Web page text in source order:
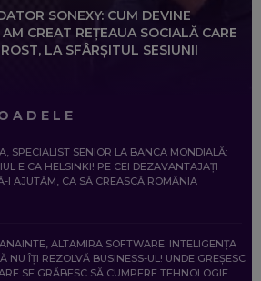
SONEXY: CUM DEVINE
CREAT REȚEAUA SOCIALĂ CARE
LA SFÂRȘITUL SESIUNII
SPECIALIST SENIOR LA BANCA MONDIALĂ:
E CA HELSINKI! PE CEI DEZAVANTAJAȚI
I AJUTĂM, CA SĂ CREASCĂ ROMÂNIA
ALTAMIRA SOFTWARE: INTELIGENȚA
NU ÎȚI REZOLVĂ BUSINESS-UL! UNDE GREȘESC
SE GRĂBESC SĂ CUMPERE TEHNOLOGIE